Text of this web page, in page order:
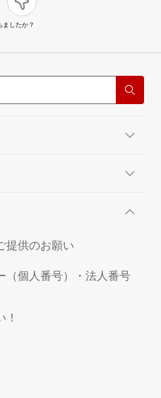
ましたか？
提供のお願い
（個人番号）・法人番号